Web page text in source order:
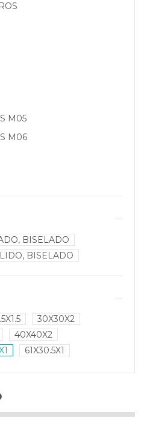
M05
M06
BISELADO
BISELADO
30X30X2
40X40X2
61X30.5X1